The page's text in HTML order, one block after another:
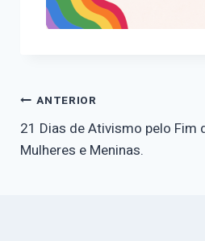
Navegação
de
ANTERIOR
21 Dias de Ativismo pelo Fim
Mulheres e Meninas.